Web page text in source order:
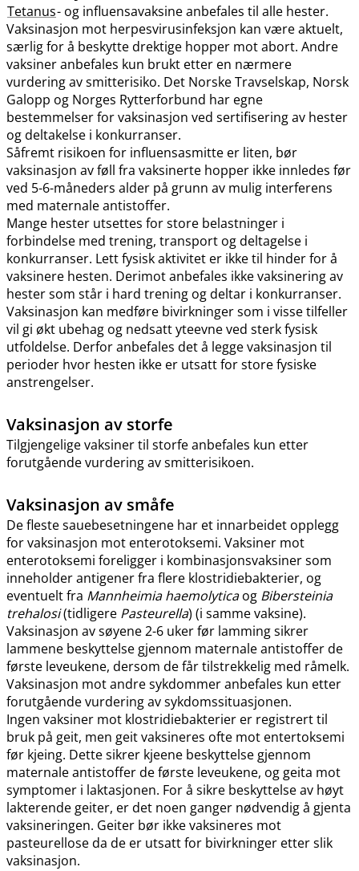
Tetanus- og influensavaksine anbefales til alle hester.
Vaksinasjon mot herpesvirusinfeksjon kan være aktuelt,
særlig for å beskytte drektige hopper mot abort. Andre
vaksiner anbefales kun brukt etter en nærmere
vurdering av smitterisiko. Det Norske Travselskap, Norsk
Galopp og Norges Rytterforbund har egne
bestemmelser for vaksinasjon ved sertifisering av hester
og deltakelse i konkurranser.
Såfremt risikoen for influensasmitte er liten, bør
vaksinasjon av føll fra vaksinerte hopper ikke innledes før
ved 5-6-måneders alder på grunn av mulig interferens
med maternale antistoffer.
Mange hester utsettes for store belastninger i
forbindelse med trening, transport og deltagelse i
konkurranser. Lett fysisk aktivitet er ikke til hinder for å
vaksinere hesten. Derimot anbefales ikke vaksinering av
hester som står i hard trening og deltar i konkurranser.
Vaksinasjon kan medføre bivirkninger som i visse tilfeller
vil gi økt ubehag og nedsatt yteevne ved sterk fysisk
utfoldelse. Derfor anbefales det å legge vaksinasjon til
perioder hvor hesten ikke er utsatt for store fysiske
anstrengelser.
Vaksinasjon av storfe
Tilgjengelige vaksiner til storfe anbefales kun etter
forutgående vurdering av smitterisikoen.
Vaksinasjon av småfe
De fleste sauebesetningene har et innarbeidet opplegg
for vaksinasjon mot enterotoksemi. Vaksiner mot
enterotoksemi foreligger i kombinasjonsvaksiner som
inneholder antigener fra flere klostridiebakterier, og
eventuelt fra Mannheimia haemolyticaog Bibersteinia
trehalosi(tidligere Pasteurella) (i samme vaksine).
Vaksinasjon av søyene 2-6 uker før lamming sikrer
lammene beskyttelse gjennom maternale antistoffer de
første leveukene, dersom de får tilstrekkelig med råmelk.
Vaksinasjon mot andre sykdommer anbefales kun etter
forutgående vurdering av sykdomssituasjonen.
Ingen vaksiner mot klostridiebakterier er registrert til
bruk på geit, men geit vaksineres ofte mot entertoksemi
før kjeing. Dette sikrer kjeene beskyttelse gjennom
maternale antistoffer de første leveukene, og geita mot
symptomer i laktasjonen. For å sikre beskyttelse av høyt
lakterende geiter, er det noen ganger nødvendig å gjenta
vaksineringen. Geiter bør ikke vaksineres mot
pasteurellose da de er utsatt for bivirkninger etter slik
vaksinasjon.